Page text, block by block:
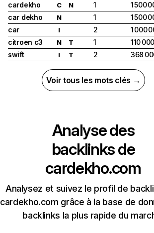
cardekho
C N 1
1 500
car dekho
N 1
1 500
car
I 2
1 000
citroen c3
N T 1
110
swift
I T 2 368
Voir tous les mots clés →
Analyse des
backlinks de
cardekho.com
Analysez et suivez le profil de
cardekho.com grâce à la base de
backlinks la plus rapide du